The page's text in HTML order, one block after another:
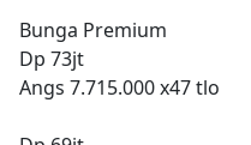
Bunga Premium
Dp 73jt
Angs 7.715.000 x47 tlo